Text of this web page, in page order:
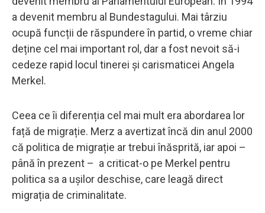
a devenit membru al Bundestagului. Mai târziu
ocupă funcții de răspundere în partid, o vreme chiar
deține cel mai important rol, dar a fost nevoit să-i
cedeze rapid locul tinerei și carismaticei Angela
Merkel.
Ceea ce îi diferenția cel mai mult era abordarea lor
față de migrație. Merz a avertizat încă din anul 2000
că politica de migrație ar trebui înăsprită, iar apoi –
până în prezent – ​​a criticat-o pe Merkel pentru
politica sa a ușilor deschise, care leagă direct
migrația de criminalitate.